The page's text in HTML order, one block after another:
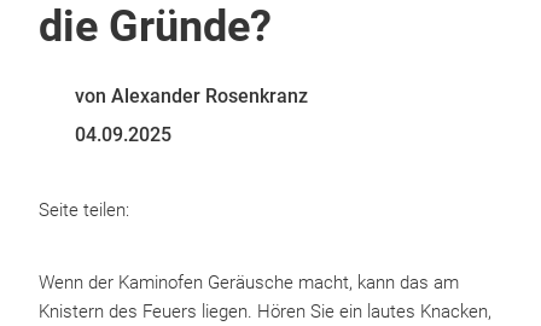
die Gründe?
von Alexander Rosenkranz
04.09.2025
Seite teilen:
Wenn der Kaminofen Geräusche macht, kann das am
Knistern des Feuers liegen. Hören Sie ein lautes Knacken,